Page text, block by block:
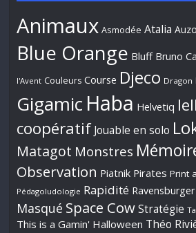
Animaux Asmodée Atalia
Blue Orange Bluff Bruno
l'Avent Couleurs Course Djeco Dragon
Gigamic Haba Helvetiq
coopératif Jouable en solo
Matagot Monstres
Observation Piatnik Pirates Print
Pédagoludologie Rapidité Ravensburger
Masqué Space Cow Stratégie
This is a Gamin' Halloween Théo